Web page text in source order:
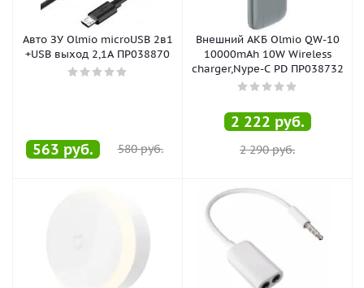
Авто ЗУ Olmio microUSB 2в1
+USB выход 2,1А ПР038870
563 руб. 580руб.
Внешний АКБ Olmio QW-10
10000mAh 10W Wireless
charger,Nype-C PD ПР038732
2 222 руб.
2 290руб.